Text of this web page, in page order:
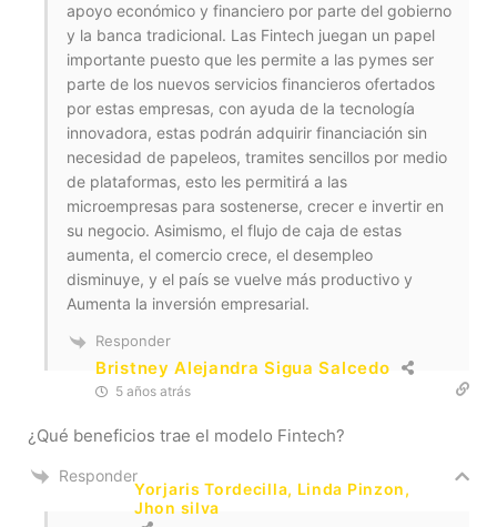
apoyo económico y financiero por parte del gobierno
y la banca tradicional. Las Fintech juegan un papel
importante puesto que les permite a las pymes ser
parte de los nuevos servicios financieros ofertados
por estas empresas, con ayuda de la tecnología
innovadora, estas podrán adquirir financiación sin
necesidad de papeleos, tramites sencillos por medio
de plataformas, esto les permitirá a las
microempresas para sostenerse, crecer e invertir en
su negocio. Asimismo, el flujo de caja de estas
aumenta, el comercio crece, el desempleo
disminuye, y el país se vuelve más productivo y
Aumenta la inversión empresarial.
Responder
Bristney Alejandra Sigua Salcedo
5 años atrás
¿Qué beneficios trae el modelo Fintech?
Responder
Yorjaris Tordecilla, Linda Pinzon,
Jhon silva